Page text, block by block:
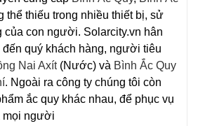
thể thiếu trong nhiều thiết bị, sử
của con người. Solarcity.vn hân
quý khách hàng, người tiêu
Nai Axít (Nước) và Bình Ắc Quy
. Ngoài ra công ty chúng tôi còn
ắc quy khác nhau, để phục vụ
mọi người